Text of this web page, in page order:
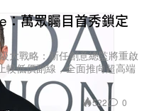
：萬眾矚目首秀鎖定
大戰略：新任創意總監將重啟
較低價副線，全面推向超高端
522 0